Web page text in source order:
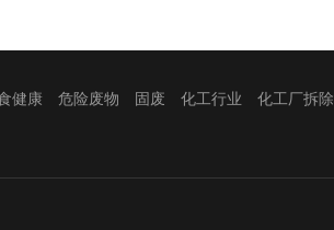
健康 危险废物 固废 化工行业 化工厂拆除